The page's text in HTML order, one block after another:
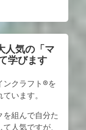
気の「マ
学びます
ンクラフト®を
います。
を組んで自分た
人気ですが、